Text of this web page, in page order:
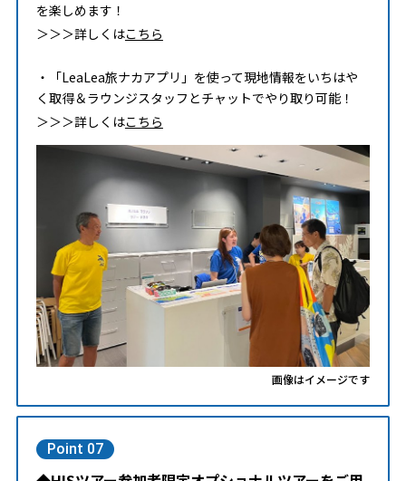
を楽しめます！
＞＞＞詳しくはこちら
・「LeaLea旅ナカアプリ」を使って現地情報をいちはや
く取得＆ラウンジスタッフとチャットでやり取り可能！
＞＞＞詳しくはこちら
画像はイメージです
Point 07